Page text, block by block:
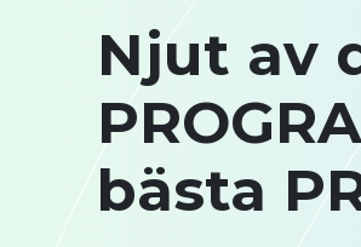
Njut av
bästa